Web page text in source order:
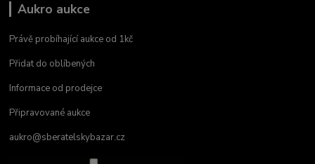
Aukro aukce
Právě probíhající aukce od 1kč
Přidat do oblíbených
Informace od prodejce
Připravované aukce
aukro@sberatelskybazar.cz